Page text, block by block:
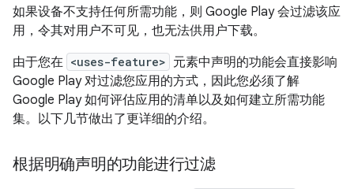
如果设备不支持任何所需功能，则 Google Play 会过滤该应
用，令其对用户不可见，也无法供用户下载。
由于您在 <uses-feature> 元素中声明的功能会直接影响
Google Play 对过滤您应用的方式，因此您必须了解
Google Play 如何评估应用的清单以及如何建立所需功能
集。以下几节做出了更详细的介绍。
根据明确声明的功能进行过滤